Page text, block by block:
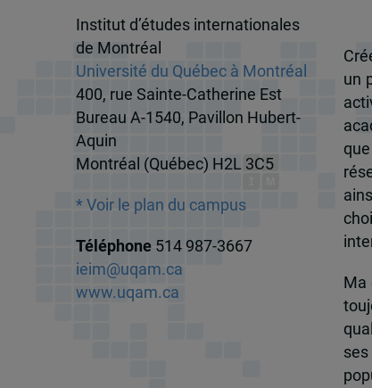
Institut d’études internationales
de Montréal
Université du Québec à Montréal
400, rue Sainte-Catherine Est
Bureau A-1540, Pavillon Hubert-
Aquin
Montréal (Québec) H2L 3C5
* Voir le plan du campus
Téléphone 514 987-3667
ieim@uqam.ca
www.uqam.ca
un
Ma